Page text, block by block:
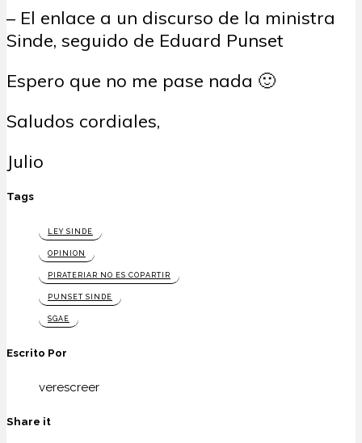
– El enlace a un discurso de la ministra
Sinde, seguido de Eduard Punset
Espero que no me pase nada 🙂
Saludos cordiales,
Julio
Tags
LEY SINDE
OPINION
PIRATERIAR NO ES COPARTIR
PUNSET SINDE
SGAE
Escrito Por
verescreer
Share it